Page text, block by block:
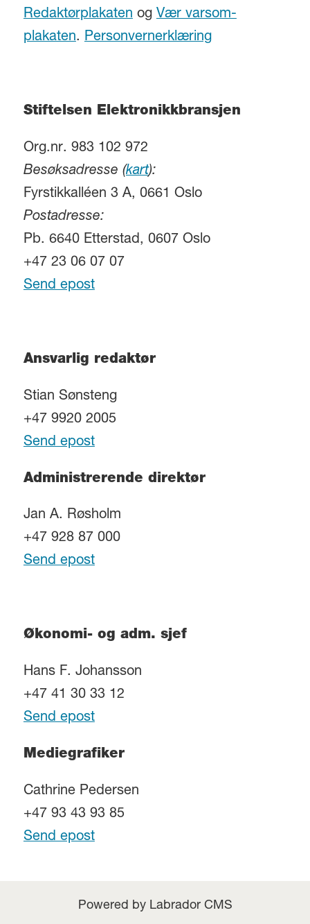
Redaktørplakatenog Vær varsom-
plakaten. Personvernerklæring
Stiftelsen Elektronikkbransjen
Org.nr. 983 102 972
Besøksadresse (kart):
Fyrstikkalléen 3 A, 0661 Oslo
Postadresse:
Pb. 6640 Etterstad, 0607 Oslo
+47 23 06 07 07
Send epost
Ansvarlig redaktør
Stian Sønsteng
+47 9920 2005
Send epost
Administrerende direktør
Jan A. Røsholm
+47 928 87 000
Send epost
Økonomi- og adm. sjef
Hans F. Johansson
+47 41 30 33 12
Send epost
Mediegrafiker
Cathrine Pedersen
+47 93 43 93 85
Send epost
Powered by Labrador CMS